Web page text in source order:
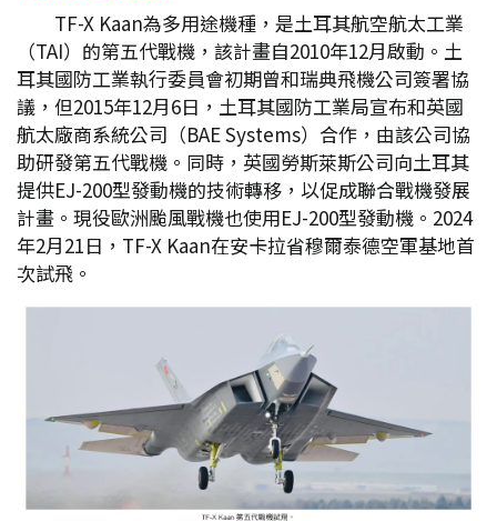
TF-X Kaan為多用途機種，是土耳其航空航太工業
（TAI）的第五代戰機，該計畫自2010年12月啟動。土
耳其國防工業執行委員會初期曾和瑞典飛機公司簽署協
議，但2015年12月6日，土耳其國防工業局宣布和英國
航太廠商系統公司（BAE Systems）合作，由該公司協
助研發第五代戰機。同時，英國勞斯萊斯公司向土耳其
提供EJ-200型發動機的技術轉移，以促成聯合戰機發展
計畫。現役歐洲颱風戰機也使用EJ-200型發動機。2024
年2月21日，TF-X Kaan在安卡拉省穆爾泰德空軍基地首
次試飛。